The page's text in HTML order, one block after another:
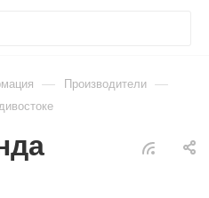
— Производители —